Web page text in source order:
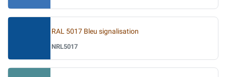
RAL 5017 Bleu signalisation
NRL5017